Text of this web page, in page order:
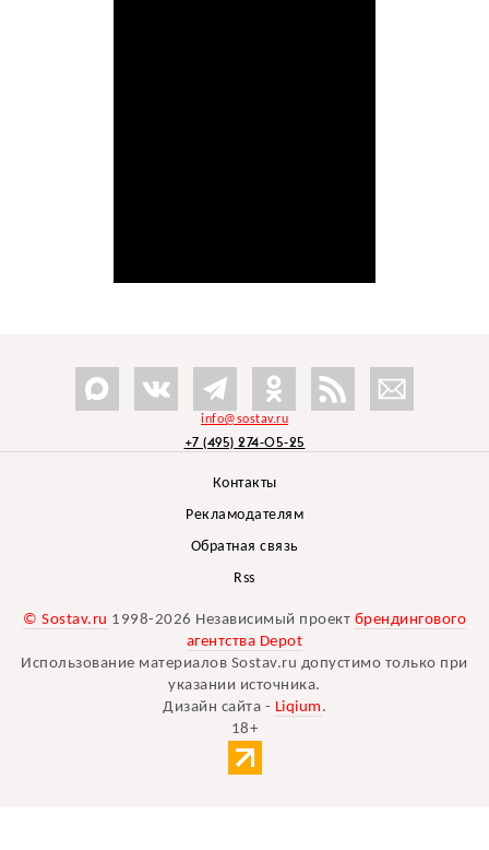
info@sostav.ru
+7 (495) 274-05-25
Контакты
Рекламодателям
Обратная связь
Rss
© Sostav.ru 1998-2026 Независимый проект брендингового
агентства Depot
Использование материалов Sostav.ru допустимо только при
указании источника.
Дизайн сайта - Liqium .
18+